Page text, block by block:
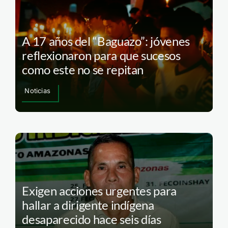
A 17 años del “Baguazo”: jóvenes
reflexionaron para que sucesos
como este no se repitan
Noticias
Exigen acciones urgentes para
hallar a dirigente indígena
desaparecido hace seis días